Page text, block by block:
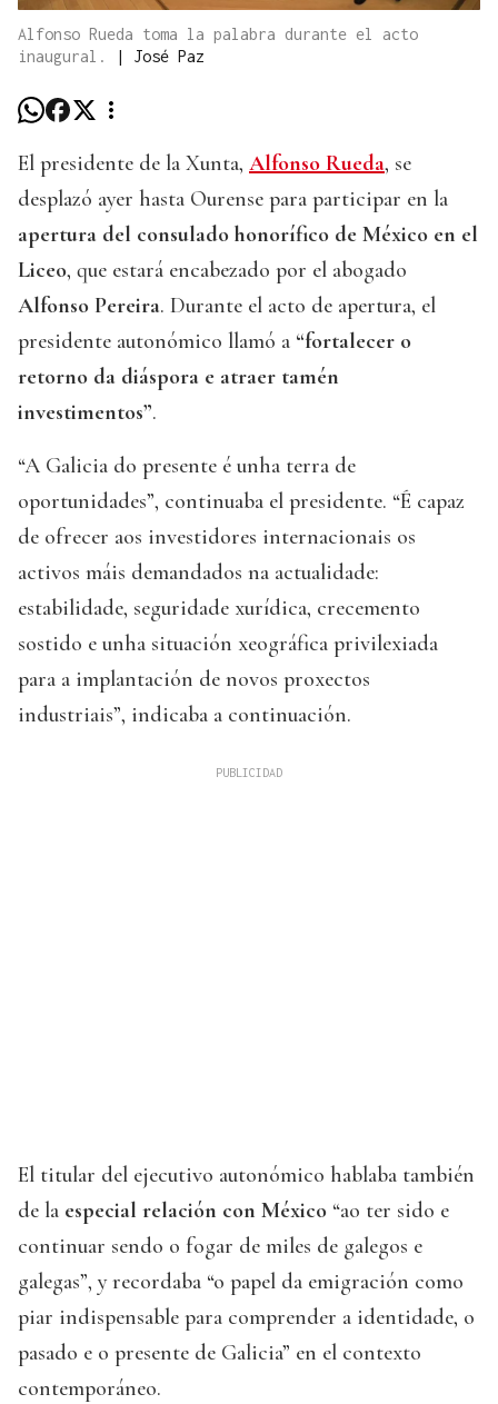
Alfonso Rueda toma la palabra durante el acto
inaugural.
| José Paz
El presidente de la Xunta, Alfonso Rueda, se
desplazó ayer hasta Ourense para participar en la
apertura del consulado honorífico de México en el
Liceo, que estará encabezado por el abogado
Alfonso Pereira. Durante el acto de apertura, el
presidente autonómico llamó a “fortalecer o
retorno da diáspora e atraer tamén
investimentos”.
“A Galicia do presente é unha terra de
oportunidades”, continuaba el presidente. “É capaz
de ofrecer aos investidores internacionais os
activos máis demandados na actualidade:
estabilidade, seguridade xurídica, crecemento
sostido e unha situación xeográfica privilexiada
para a implantación de novos proxectos
industriais”, indicaba a continuación.
El titular del ejecutivo autonómico hablaba también
de la especial relación con México “ao ter sido e
continuar sendo o fogar de miles de galegos e
galegas”, y recordaba “o papel da emigración como
piar indispensable para comprender a identidade, o
pasado e o presente de Galicia” en el contexto
contemporáneo.